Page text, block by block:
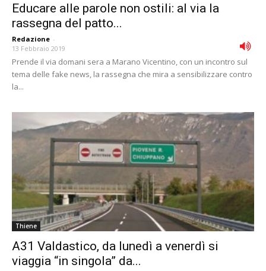
Educare alle parole non ostili: al via la
rassegna del patto...
Redazione -
13 Febbraio 2019
Prende il via domani sera a Marano Vicentino, con un incontro sul
tema delle fake news, la rassegna che mira a sensibilizzare contro
la...
Thiene
A31 Valdastico, da lunedì a venerdì si
viaggia “in singola” da...